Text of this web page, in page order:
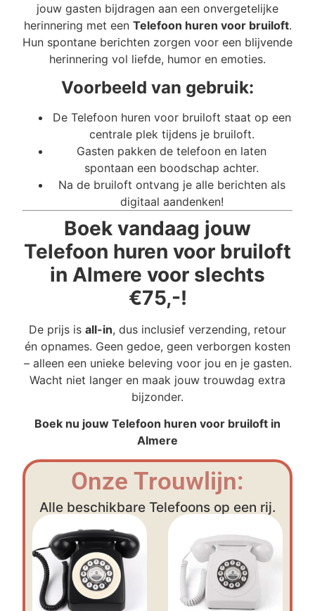
jouw gasten bijdragen aan een onvergetelijke
herinnering met een Telefoon huren voor bruiloft.
Hun spontane berichten zorgen voor een blijvende
herinnering vol liefde, humor en emoties.
Voorbeeld van gebruik:
De Telefoon huren voor bruiloft staat op een
centrale plek tijdens je bruiloft.
Gasten pakken de telefoon en laten
spontaan een boodschap achter.
Na de bruiloft ontvang je alle berichten als
digitaal aandenken!
Boek vandaag jouw
Telefoon huren voor bruiloft
in Almere voor slechts
€75,-!
De prijs is all-in, dus inclusief verzending, retour
én opnames. Geen gedoe, geen verborgen kosten
– alleen een unieke beleving voor jou en je gasten.
Wacht niet langer en maak jouw trouwdag extra
bijzonder.
Boek nu jouw Telefoon huren voor bruiloft in
Almere
Onze Trouwlijn:
Alle beschikbare Telefoons op een rij.